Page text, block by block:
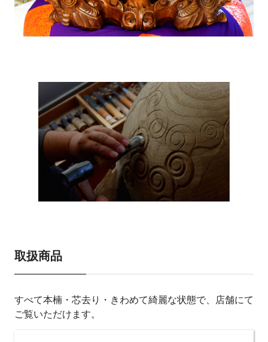
取扱商品
すべて本楠・芯去り・きわめて綺麗な状態で、店舗にて
ご覧いただけます。